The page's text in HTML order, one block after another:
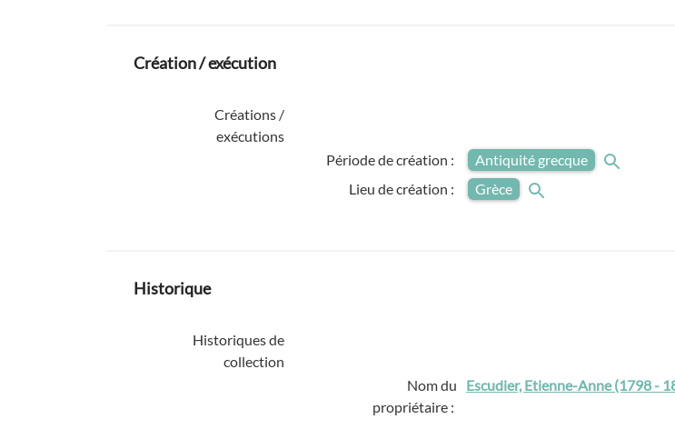
Création / exécution
Créations /
exécutions
Période de création :
Antiquité grecque
Lieu de création :
Grèce
Historique
Historiques de
collection
Nom du
propriétaire :
Escudier, Etienne-Anne (1798 -